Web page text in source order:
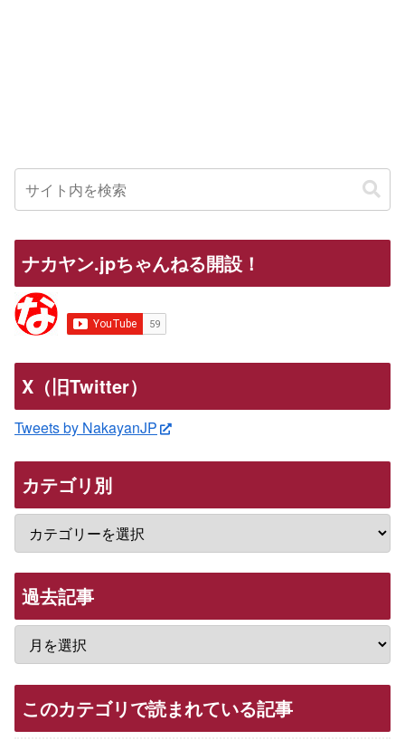
ナカヤン.jpちゃんねる開設！
X（旧Twitter）
Tweets by NakayanJP
カテゴリ別
過去記事
このカテゴリで読まれている記事